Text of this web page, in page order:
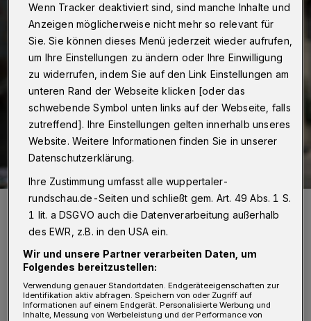
Stadtkämmerer Johannes Slawig: „Es ist nicht zu akzeptieren, dass
sich verschuldete Städte durch einen ‚Schattenhaushalt’ wegen
Foto: Max Höllwarth
Wenn Tracker deaktiviert sind, sind manche Inhalte und
Anzeigen möglicherweise nicht mehr so relevant für
Sie. Sie können dieses Menü jederzeit wieder aufrufen,
um Ihre Einstellungen zu ändern oder Ihre Einwilligung
zu widerrufen, indem Sie auf den Link Einstellungen am
unteren Rand der Webseite klicken [oder das
schwebende Symbol unten links auf der Webseite, falls
zutreffend]. Ihre Einstellungen gelten innerhalb unseres
Website. Weitere Informationen finden Sie in unserer
Datenschutzerklärung.
Ihre Zustimmung umfasst alle wuppertaler-
rundschau.de-Seiten und schließt gem. Art. 49 Abs. 1 S.
1 lit. a DSGVO auch die Datenverarbeitung außerhalb
des EWR, z.B. in den USA ein.
Wir und unsere Partner verarbeiten Daten, um
Folgendes bereitzustellen:
Verwendung genauer Standortdaten. Endgeräteeigenschaften zur
Identifikation aktiv abfragen. Speichern von oder Zugriff auf
Informationen auf einem Endgerät. Personalisierte Werbung und
Inhalte, Messung von Werbeleistung und der Performance von